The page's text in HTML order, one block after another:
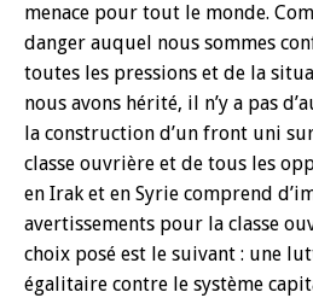
menace pour tout le monde.
danger auquel nous sommes
toutes les pressions et de la
nous avons hérité, il n’y a pas
la construction d’un front uni
classe ouvrière et de tous les
en Irak et en Syrie comprend
avertissements pour la classe
choix posé est le suivant : une
égalitaire contre le système